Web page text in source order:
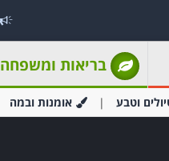
בריאות ומשפחה
וטבע אומנות ובמה